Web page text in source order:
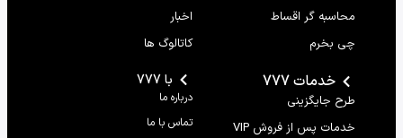
محاسبه گر اقساط
چی بخرم
اخبار
کاتالوگ ها
خدمات 777
طرح جایگزینی
خدمات پس از فروش VIP
با 777
درباره ما
تماس با ما